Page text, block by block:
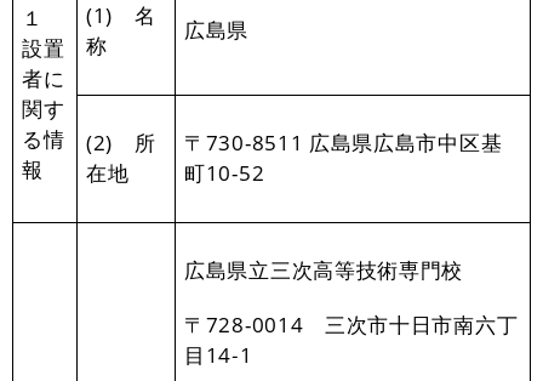
１
設置
者に
関す
る情
報
(1) 名
称
広島県
(2) 所
在地
〒730-8511 広島県広島市中区基
町10-52
広島県立三次高等技術専門校
〒728-0014 三次市十日市南六丁
目14‐1